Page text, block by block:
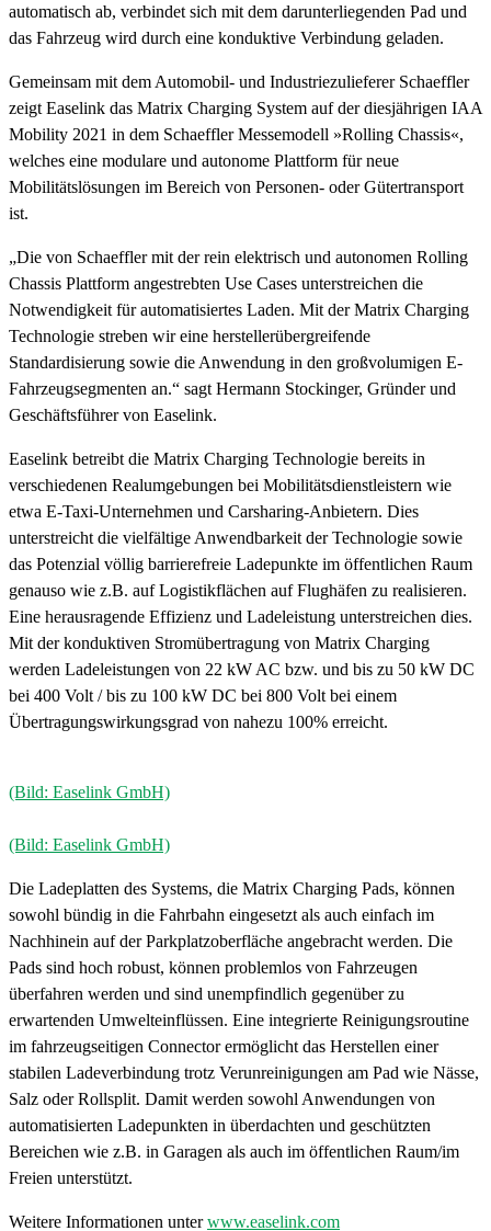
automatisch ab, verbindet sich mit dem darunterliegenden Pad und
das Fahrzeug wird durch eine konduktive Verbindung geladen.
Gemeinsam mit dem Automobil- und Industriezulieferer Schaeffler
zeigt Easelink das Matrix Charging System auf der diesjährigen IAA
Mobility 2021 in dem Schaeffler Messemodell »Rolling Chassis«,
welches eine modulare und autonome Plattform für neue
Mobilitätslösungen im Bereich von Personen- oder Gütertransport
ist.
„Die von Schaeffler mit der rein elektrisch und autonomen Rolling
Chassis Plattform angestrebten Use Cases unterstreichen die
Notwendigkeit für automatisiertes Laden. Mit der Matrix Charging
Technologie streben wir eine herstellerübergreifende
Standardisierung sowie die Anwendung in den großvolumigen E-
Fahrzeugsegmenten an.“ sagt Hermann Stockinger, Gründer und
Geschäftsführer von Easelink.
Easelink betreibt die Matrix Charging Technologie bereits in
verschiedenen Realumgebungen bei Mobilitätsdienstleistern wie
etwa E-Taxi-Unternehmen und Carsharing-Anbietern. Dies
unterstreicht die vielfältige Anwendbarkeit der Technologie sowie
das Potenzial völlig barrierefreie Ladepunkte im öffentlichen Raum
genauso wie z.B. auf Logistikflächen auf Flughäfen zu realisieren.
Eine herausragende Effizienz und Ladeleistung unterstreichen dies.
Mit der konduktiven Stromübertragung von Matrix Charging
werden Ladeleistungen von 22 kW AC bzw. und bis zu 50 kW DC
bei 400 Volt / bis zu 100 kW DC bei 800 Volt bei einem
Übertragungswirkungsgrad von nahezu 100% erreicht.
(Bild: Easelink GmbH)
(Bild: Easelink GmbH)
Die Ladeplatten des Systems, die Matrix Charging Pads, können
sowohl bündig in die Fahrbahn eingesetzt als auch einfach im
Nachhinein auf der Parkplatzoberfläche angebracht werden. Die
Pads sind hoch robust, können problemlos von Fahrzeugen
überfahren werden und sind unempfindlich gegenüber zu
erwartenden Umwelteinflüssen. Eine integrierte Reinigungsroutine
im fahrzeugseitigen Connector ermöglicht das Herstellen einer
stabilen Ladeverbindung trotz Verunreinigungen am Pad wie Nässe,
Salz oder Rollsplit. Damit werden sowohl Anwendungen von
automatisierten Ladepunkten in überdachten und geschützten
Bereichen wie z.B. in Garagen als auch im öffentlichen Raum/im
Freien unterstützt.
Weitere Informationen unterwww.easelink.com